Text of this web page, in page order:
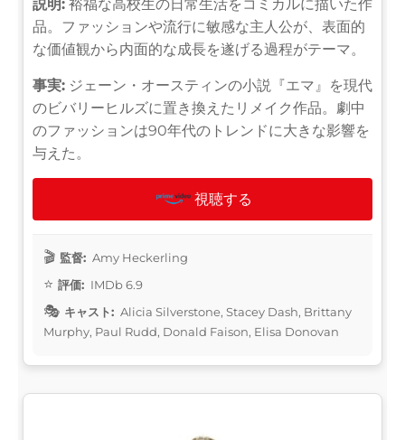
説明: 裕福な高校生の日常生活をコミカルに描いた作
品。ファッションや流行に敏感な主人公が、表面的
な価値観から内面的な成長を遂げる過程がテーマ。
事実: ジェーン・オースティンの小説『エマ』を現代
のビバリーヒルズに置き換えたリメイク作品。劇中
のファッションは90年代のトレンドに大きな影響を
与えた。
視聴する
監督: Amy Heckerling
評価: IMDb 6.9
キャスト: Alicia Silverstone, Stacey Dash, Brittany
Murphy, Paul Rudd, Donald Faison, Elisa Donovan